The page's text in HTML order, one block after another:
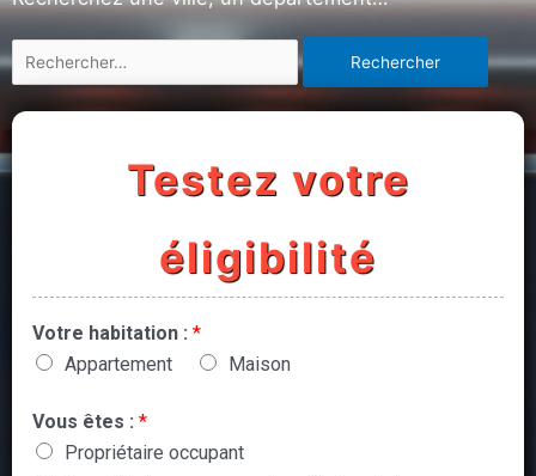
Testez votre
éligibilité
Votre habitation : *
Appartement
Maison
Vous êtes : *
Propriétaire occupant